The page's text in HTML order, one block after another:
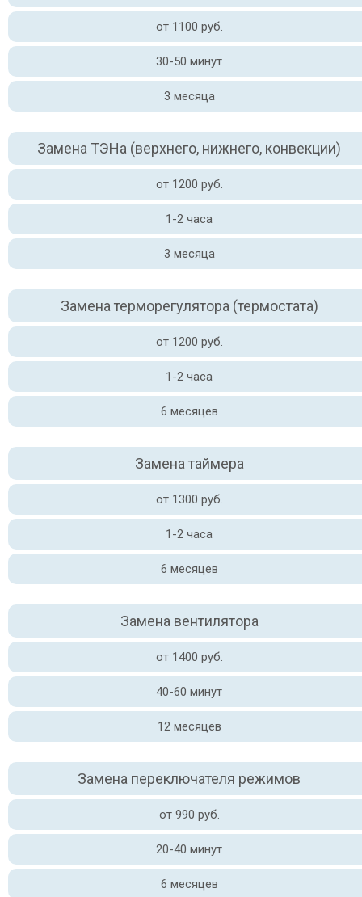
от 1100 руб.
30-50 минут
3 месяца
Замена ТЭНа (верхнего, нижнего, конвекции)
от 1200 руб.
1-2 часа
3 месяца
Замена терморегулятора (термостата)
от 1200 руб.
1-2 часа
6 месяцев
Замена таймера
от 1300 руб.
1-2 часа
6 месяцев
Замена вентилятора
от 1400 руб.
40-60 минут
12 месяцев
Замена переключателя режимов
от 990 руб.
20-40 минут
6 месяцев